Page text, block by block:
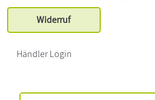
Widerruf
Händler Login